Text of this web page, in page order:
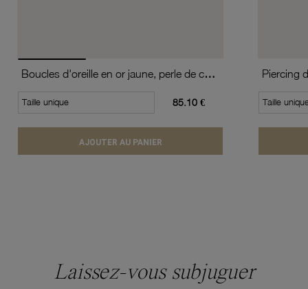
Boucles d'oreille en or jaune, perle de culture
Taille unique 85.10 €
AJOUTER AU PANIER
Piercing
Taille
Laissez-vous subjuguer